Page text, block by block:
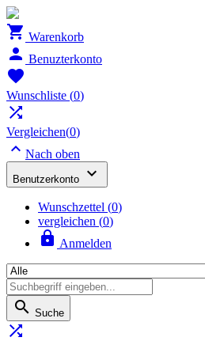
 Warenkorb
 Benuzterkonto

Wunschliste (0)

Vergleichen(0)
 Nach oben
Benutzerkonto 
Wunschzettel (0)
vergleichen (0)
 Anmelden
 Suche
